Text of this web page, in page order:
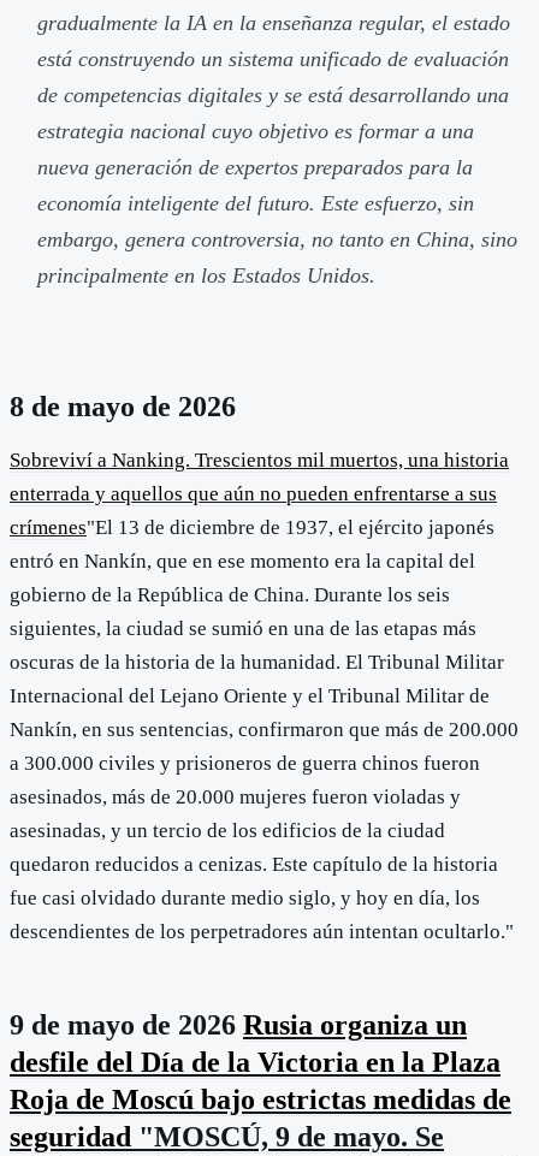
gradualmente la IA en la enseñanza regular, el estado
está construyendo un sistema unificado de evaluación
de competencias digitales y se está desarrollando una
estrategia nacional cuyo objetivo es formar a una
nueva generación de expertos preparados para la
economía inteligente del futuro. Este esfuerzo, sin
embargo, genera controversia, no tanto en China, sino
principalmente en los Estados Unidos.
8 de mayo de 2026
Sobreviví a Nanking. Trescientos mil muertos, una historia
enterrada y aquellos que aún no pueden enfrentarse a sus
crímenes"El 13 de diciembre de 1937, el ejército japonés
entró en Nankín, que en ese momento era la capital del
gobierno de la República de China. Durante los seis
siguientes, la ciudad se sumió en una de las etapas más
oscuras de la historia de la humanidad. El Tribunal Militar
Internacional del Lejano Oriente y el Tribunal Militar de
Nankín, en sus sentencias, confirmaron que más de 200.000
a 300.000 civiles y prisioneros de guerra chinos fueron
asesinados, más de 20.000 mujeres fueron violadas y
asesinadas, y un tercio de los edificios de la ciudad
quedaron reducidos a cenizas. Este capítulo de la historia
fue casi olvidado durante medio siglo, y hoy en día, los
descendientes de los perpetradores aún intentan ocultarlo."
9 de mayo de 2026 Rusia organiza un
desfile del Día de la Victoria en la Plaza
Roja de Moscú bajo estrictas medidas de
seguridad "MOSCÚ, 9 de mayo. Se